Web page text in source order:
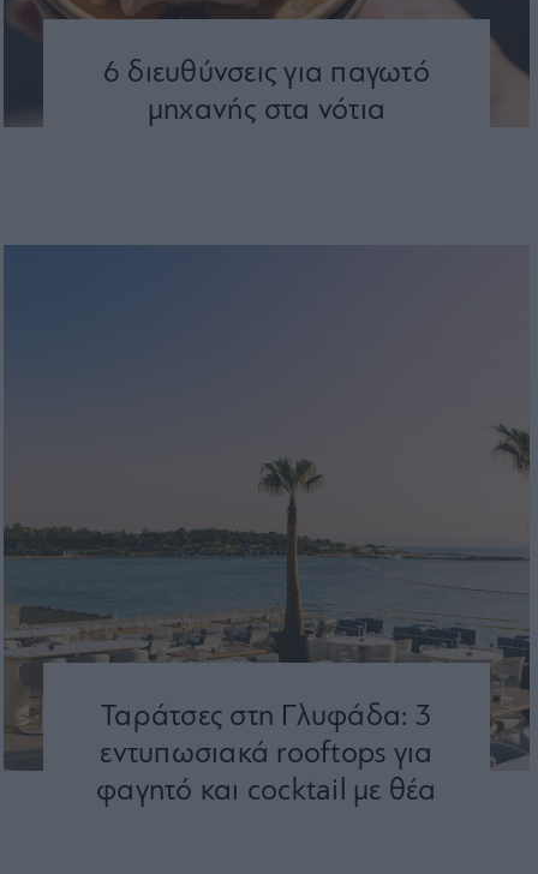
6 διευθύνσεις για παγωτό
μηχανής στα νότια
Ταράτσες στη Γλυφάδα: 3
εντυπωσιακά rooftops για
φαγητό και cocktail με θέα